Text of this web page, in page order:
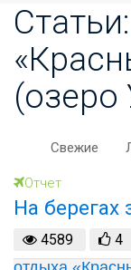
Свежие
Отчет
На берегах
4589 4